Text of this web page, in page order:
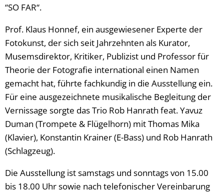
“SO FAR“.
Prof. Klaus Honnef, ein ausgewiesener Experte der
Fotokunst, der sich seit Jahrzehnten als Kurator,
Musemsdirektor, Kritiker, Publizist und Professor für
Theorie der Fotografie international einen Namen
gemacht hat, führte fachkundig in die Ausstellung ein.
Für eine ausgezeichnete musikalische Begleitung der
Vernissage sorgte das Trio Rob Hanrath feat. Yavuz
Duman (Trompete & Flügelhorn) mit Thomas Mika
(Klavier), Konstantin Krainer (E-Bass) und Rob Hanrath
(Schlagzeug).
Die Ausstellung ist samstags und sonntags von 15.00
bis 18.00 Uhr sowie nach telefonischer Vereinbarung